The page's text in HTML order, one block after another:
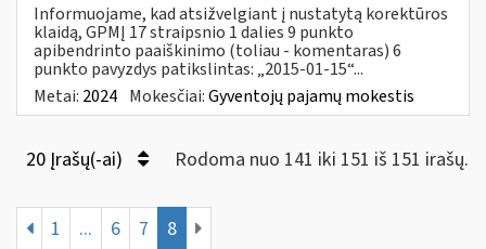
Informuojame, kad atsižvelgiant į nustatytą korektūros
klaidą, GPMĮ 17 straipsnio 1 dalies 9 punkto
apibendrinto paaiškinimo (toliau - komentaras) 6
punkto pavyzdys patikslintas: „2015-01-15“...
Metai: 2024 Mokesčiai:Gyventojų pajamų mokestis
20 Įrašų(-ai) Rodoma nuo 141 iki 151 iš 151 irašų.
1 ... 6 7 8